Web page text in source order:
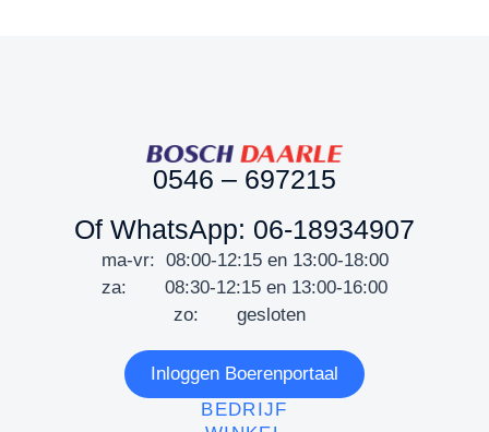
0546 – 697215
Of WhatsApp: 06-18934907
ma-vr: 08:00-12:15 en 13:00-18:00
za: 08:30-12:15 en 13:00-16:00
zo: gesloten
Inloggen Boerenportaal
BEDRIJF